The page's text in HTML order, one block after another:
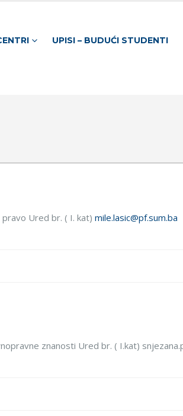
UPISI – BUDUĆI STUDENTI
Ured br. ( I. kat) mile.lasic@pf.sum.ba
znanosti Ured br. ( I.kat)